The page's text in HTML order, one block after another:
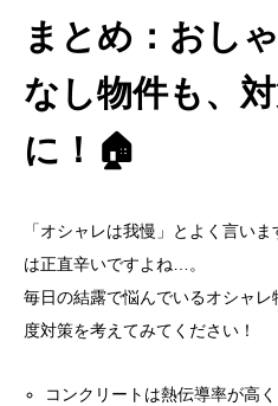
まとめ：おし
なし物件も、
に！🏠
「オシャレは我慢」とよく言い
は正直辛いですよね…。
毎日の結露で悩んでいるオシャ
度対策を考えてみてください！
コンクリートは熱伝導率が高